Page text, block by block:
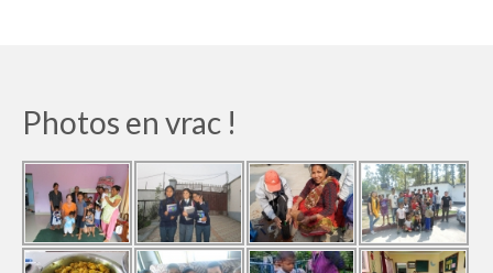
Photos en vrac !